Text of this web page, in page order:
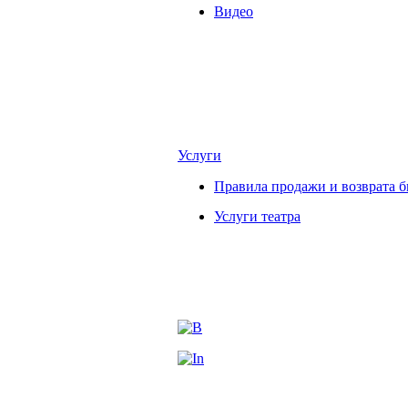
Видео
Услуги
Правила продажи и возврата
Услуги театра